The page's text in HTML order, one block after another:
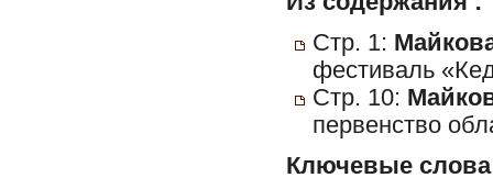
Стр. 1:
фестиваль
Стр. 10:
первенство
Ключевые слова